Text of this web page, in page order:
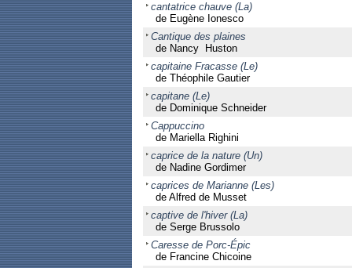
cantatrice chauve (La)
de Eugène Ionesco
Cantique des plaines
de Nancy Huston
capitaine Fracasse (Le)
de Théophile Gautier
capitane (Le)
de Dominique Schneider
Cappuccino
de Mariella Righini
caprice de la nature (Un)
de Nadine Gordimer
caprices de Marianne (Les)
de Alfred de Musset
captive de l'hiver (La)
de Serge Brussolo
Caresse de Porc-Épic
de Francine Chicoine